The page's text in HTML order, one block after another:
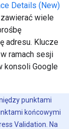
Details (New)
wiele
adresu. Klucze
ramach sesji
konsoli Google
punktami
końcowymi
Validation. Na